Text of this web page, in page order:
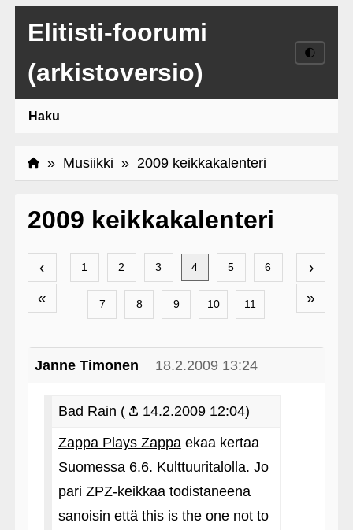
Elitisti-foorumi
(arkistoversio)
🌓
Haku
» Musiikki » 2009 keikkakalenteri
2009 keikkakalenteri
‹
«
›
»
1 2 3 4 5 6
7 8 9 10 11
Janne Timonen 18.2.2009 13:24
Bad Rain (
14.2.2009 12:04)
Zappa Plays Zappaekaa kertaa
Suomessa 6.6. Kulttuuritalolla. Jo
pari ZPZ-keikkaa todistaneena
sanoisin että this is the one not to